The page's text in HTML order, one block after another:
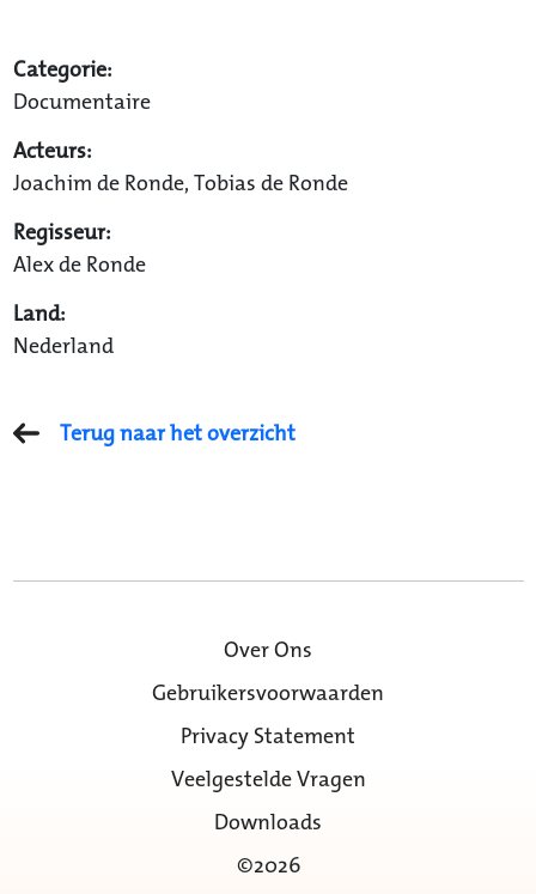
Categorie:
Documentaire
Acteurs:
Joachim de Ronde, Tobias de Ronde
Regisseur:
Alex de Ronde
Land:
Nederland
Terug naar het overzicht
Over Ons
Gebruikersvoorwaarden
Privacy Statement
Veelgestelde Vragen
Downloads
©2026